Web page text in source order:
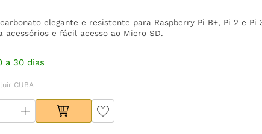
elegante e resistente para Raspberry Pi B+, Pi 2 e Pi
acessórios e fácil acesso ao Micro SD.
a 30 dias
CUBA